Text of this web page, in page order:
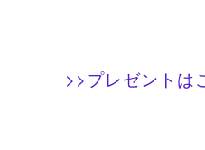
>>プレゼントは